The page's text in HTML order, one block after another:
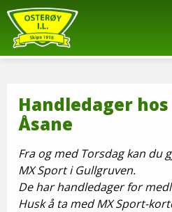
Handledager
Åsane
Fra og med Torsdag kan du
MX Sport i Gullgruven.
De har handledager for
Husk å ta med MX Sport-